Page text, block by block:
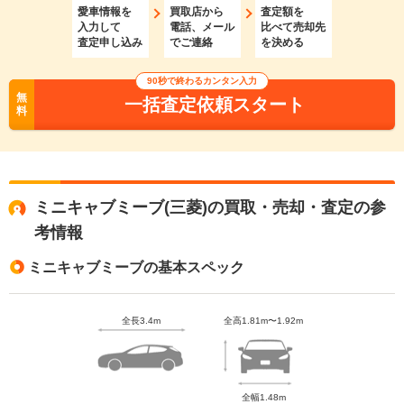
愛車情報を
入力して
査定申し込み
買取店から
電話、メール
でご連絡
査定額を
比べて売却先
を決める
無
料
90秒で終わるカンタン入力
一括査定依頼スタート
ミニキャブミーブ(三菱)の買取・売却・査定の参
考情報
ミニキャブミーブの基本スペック
全長3.4m 全高1.81m〜1.92m
全幅1.48m